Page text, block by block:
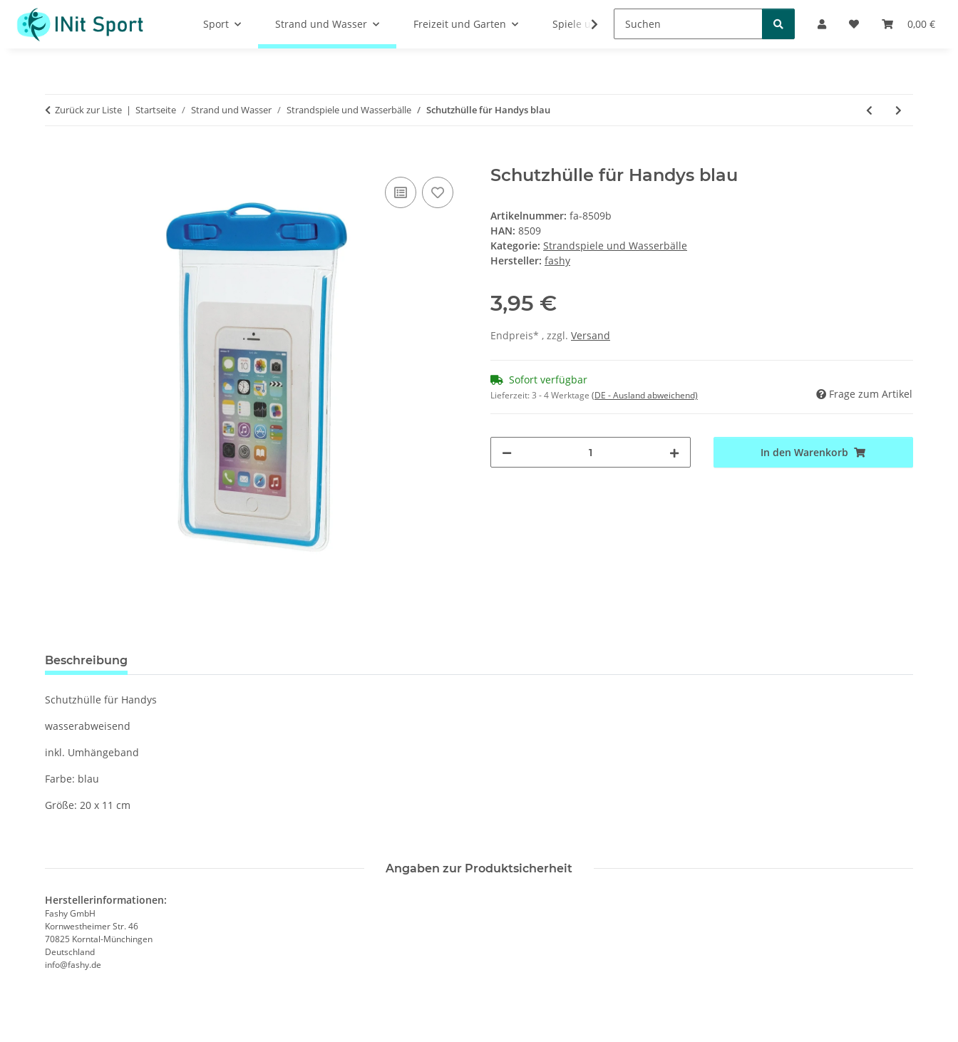
0,00 €
Sport Strand und Wasser Freizeit und Garten Spiele und Indoor Bücher und Puzzles
Zurück zur Liste Startseite Strand und Wasser Strandspiele und Wasserbälle Schutzhülle für Handys blau
Schutzhülle für Handys blau
Artikelnummer: fa-8509b
HAN: 8509
Kategorie: Strandspiele und Wasserbälle
Hersteller: fashy
3,95 €
Endpreis* , zzgl. Versand
Sofort verfügbar
Lieferzeit:3 - 4 Werktage (DE - Ausland abweichend) Frage zum Artikel
In den Warenkorb
Beschreibung
Schutzhülle für Handys
wasserabweisend
inkl. Umhängeband
Farbe: blau
Größe: 20 x 11 cm
Angaben zur Produktsicherheit
Herstellerinformationen:
Fashy GmbH
Kornwestheimer Str. 46
70825 Korntal-Münchingen
Deutschland
info@fashy.de